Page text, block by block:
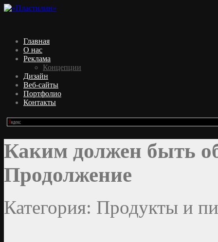
Главная
О нас
Реклама
Концепции
Дизайн
Веб-сайты
Портфолио
Контакты
Каким должен быть
Продолжение
Категория: Продукты и